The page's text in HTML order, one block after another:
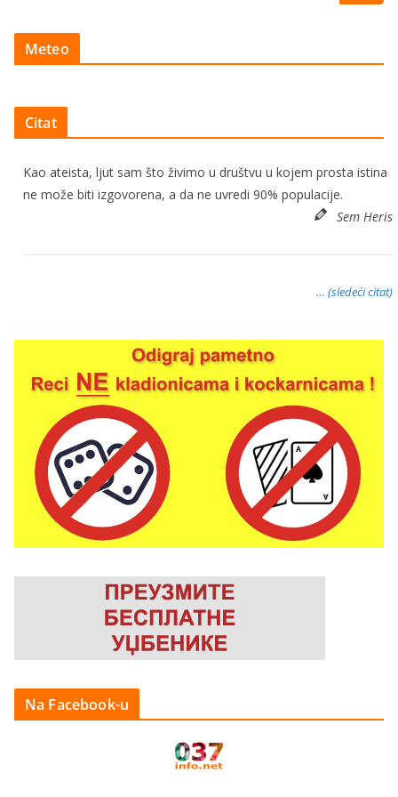
Meteo
Citat
Kao ateista, ljut sam što živimo u društvu u kojem prosta istina
ne može biti izgovorena, a da ne uvredi 90% populacije.
Sem Heris
… (sledeći citat)
Na Facebook-u